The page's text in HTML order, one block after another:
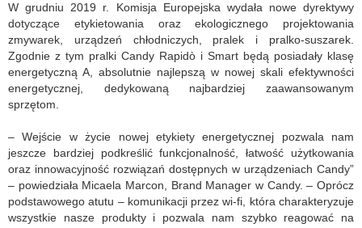
W grudniu 2019 r. Komisja Europejska wydała nowe dyrektywy
dotyczące etykietowania oraz ekologicznego projektowania
zmywarek, urządzeń chłodniczych, pralek i pralko-suszarek.
Zgodnie z tym pralki Candy Rapidò i Smart będą posiadały klasę
energetyczną A, absolutnie najlepszą w nowej skali efektywności
energetycznej, dedykowaną najbardziej zaawansowanym
sprzętom.
– Wejście w życie nowej etykiety energetycznej pozwala nam
jeszcze bardziej podkreślić funkcjonalność, łatwość użytkowania
oraz innowacyjność rozwiązań dostępnych w urządzeniach Candy”
– powiedziała Micaela Marcon, Brand Manager w Candy. – Oprócz
podstawowego atutu – komunikacji przez wi-fi, która charakteryzuje
wszystkie nasze produkty i pozwala nam szybko reagować na